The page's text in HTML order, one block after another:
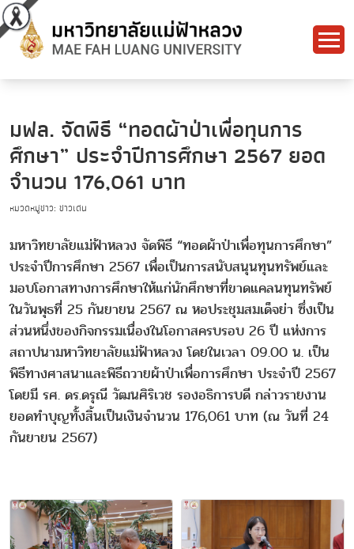
มฟล. จัดพิธี “ทอดผ้าป่าเพื่อทุนการ
ศึกษา” ประจำปีการศึกษา 2567 ยอด
จำนวน 176,061 บาท
หมวดหมู่ข่าว: ข่าวเด่น
มหาวิทยาลัยแม่ฟ้าหลวง จัดพิธี “ทอดผ้าป่าเพื่อทุนการศึกษา”
ประจำปีการศึกษา 2567 เพื่อเป็นการสนับสนุนทุนทรัพย์และ
มอบโอกาสทางการศึกษาให้แก่นักศึกษาที่ขาดแคลนทุนทรัพย์
ในวันพุธที่ 25 กันยายน 2567 ณ หอประชุมสมเด็จย่า ซึ่งเป็น
ส่วนหนึ่งของกิจกรรมเนื่องในโอกาสครบรอบ 26 ปี แห่งการ
สถาปนามหาวิทยาลัยแม่ฟ้าหลวง โดยในเวลา 09.00 น. เป็น
พิธีทางศาสนาและพิธีถวายผ้าป่าเพื่อการศึกษา ประจำปี 2567
โดยมี รศ. ดร.ดรุณี วัฒนศิริเวช รองอธิการบดี กล่าวรายงาน
ยอดทำบุญทั้งสิ้นเป็นเงินจำนวน 176,061 บาท (ณ วันที่ 24
กันยายน 2567)